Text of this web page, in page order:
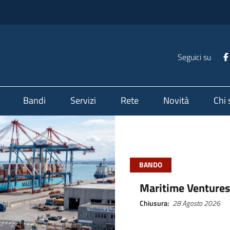
Seguici su
Bandi Servizi Rete Novità Chi
BANDO
Maritime
Chiusura 28 Agosto 2026